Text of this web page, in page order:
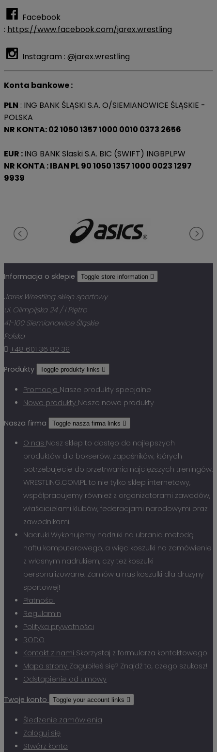
Facebook
: https://www.facebook.com/jarex.wrestling
Instagram : @jarex.wrestling
Konta bankowe :
PLN : ING BANK ŚLĄSKI S.A. O/SIEMIANOWICE ŚLĄSKIE -
POLSKA
NR KONTA: 02 1050 1357 1000 0010 0373 2656
EUR :ING BANK Slaski S.A. BIC (SWIFT) INGBPLPW
NR KONTA : IBAN PL 90 1050 1357 1000 0023 1297
9939
Informacja o sklepie Toggle store information 
Jarex Wrestling sklep sportowy
ul. Olimpijska 24 / I Piętro
41-100 Siemianowice Śląskie
Polska
 +48 601 36 82 39
Produkty Toggle produkty links 
Promocje Nasze produkty specjalne
Nowe produkty Nasze nowe produkty
Nasza firma Toggle nasza firma links 
O nas Nasz sklep to dostęo do najlepszych
produktów dla bokserów, zapaśników, których
potrzebujecie do przetrwania najcięższych treningów.
WRESTLING.COM.PL to nie tylko sklep internetowy,
współpracujemy również z organizatorami zawodów,
właścicielami klubów, federacjami narodowymi oraz
zawodnikami.
Nadruki Wykonujemy nadruki na ubrania metodą
haftu komputerowego, a więc koszulki na zamówienie
z własnym nadrukiem, czy też koszulki
personalizowane. Zamów u nas koszulki dla drużyny
sportowej!
Płatności
Regulamin
Polityka prywatności
RODO
Kontakt z nami Skorzystaj z formularza kontaktowego
Mapa strony Zagubiłeś się? Znajdź to, czego szukasz!
Odstąpienie od umowy
Twoje konto Toggle your account links 
Śledzenie zamówienia
Zaloguj się
Stwórz konto